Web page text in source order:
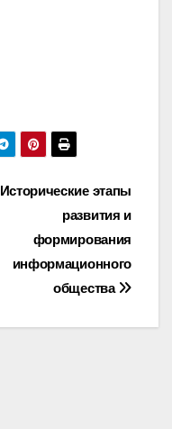
Исторические этапы
развития и
формирования
информационного
общества